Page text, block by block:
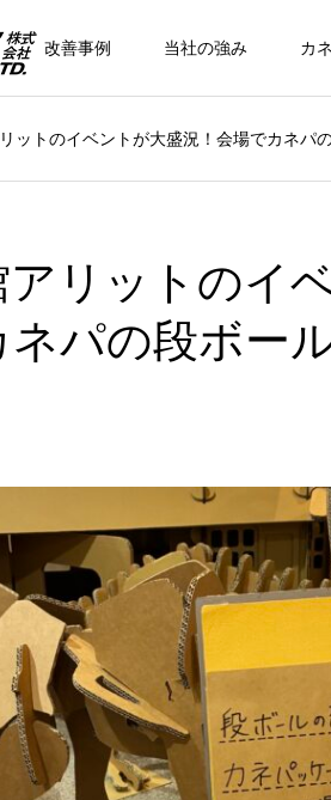
改善事例 当社の強み カ
ットのイベントが大盛況！会場でカネパ
アリットのイ
パの段ボー